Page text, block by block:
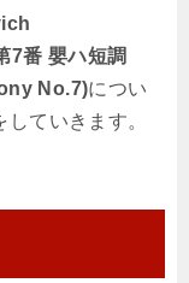
7番 嬰ハ短調
No.7)につい
していきます。